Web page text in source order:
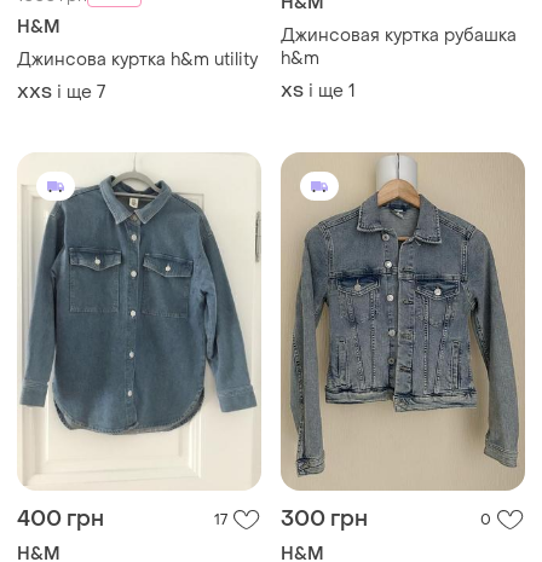
400 грн 17
H&M
Куртка джинсовая
і ще 1
300 грн 0
H&M
Джинсова куртка h&m
(нова)
ХS